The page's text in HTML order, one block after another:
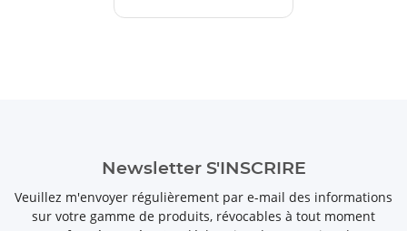
Newsletter S'INSCRIRE
Veuillez m'envoyer régulièrement par e-mail des informations
sur votre gamme de produits, révocables à tout moment